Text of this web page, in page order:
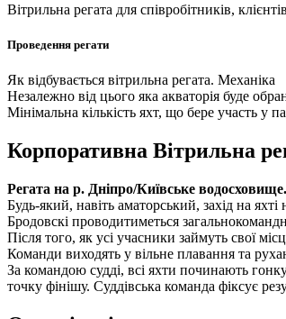
Вітрильна регата для співробітників,
Проведення регати
Як відбувається вітрильна регата. Механіка
Незалежно від цього яка акваторія буде
Мінімальна кількість яхт, що бере участь у
Корпоративна Вітрильна
Регата на р. Дніпро/Київське водосховище.
Будь-який, навіть аматорський, захід на
Бродовскі проводитиметься
Після того, як усі учасники займуть свої
Команди виходять у вільне плавання та
За командою судді, всі яхти починають
точку фінішу. Суддівська команда фіксує